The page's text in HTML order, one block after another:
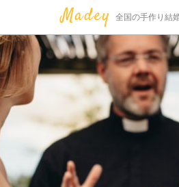
全国の手作り結